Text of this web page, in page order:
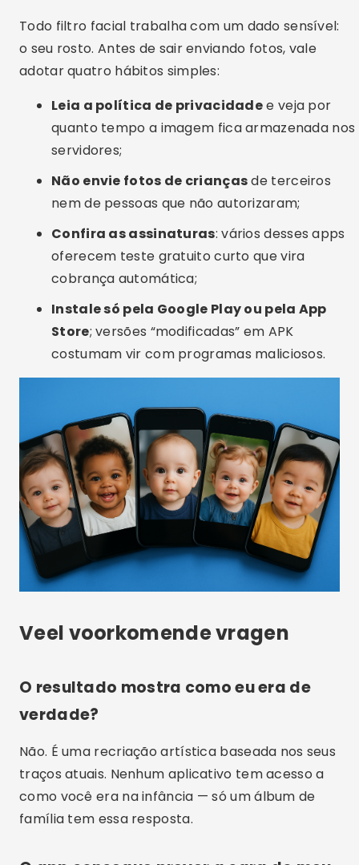
Todo filtro facial trabalha com um dado sensível:
o seu rosto. Antes de sair enviando fotos, vale
adotar quatro hábitos simples:
Leia a política de privacidadee veja por
quanto tempo a imagem fica armazenada nos
servidores;
Não envie fotos de criançasde terceiros
nem de pessoas que não autorizaram;
Confira as assinaturas: vários desses apps
oferecem teste gratuito curto que vira
cobrança automática;
Instale só pela Google Play ou pela App
Store; versões “modificadas” em APK
costumam vir com programas maliciosos.
Veel voorkomende vragen
O resultado mostra como eu era de
verdade?
Não. É uma recriação artística baseada nos seus
traços atuais. Nenhum aplicativo tem acesso a
como você era na infância — só um álbum de
família tem essa resposta.